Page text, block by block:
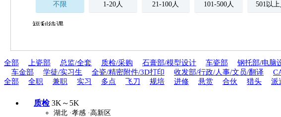
不限 1-20人 21-100人 101-500人 501以上
福利待遇
薪资与社保
五险 住房公积金 补充医疗保险 企业年金 绩效奖
全勤奖
全部 上瓷部 总监/全套 质检/采购 石膏部/模型设计 车瓷部 钢托部/电脑
车金部
学徒/实习生 全瓷/精密附件/3D打印 收发部/行政/人事/文员/翻译
全部
全职 兼职 实习 多点 飞刀 规培 进修 悬赏 合伙 猎头 派
质检 3K～5K
湖北 ·孝感 ·高新区